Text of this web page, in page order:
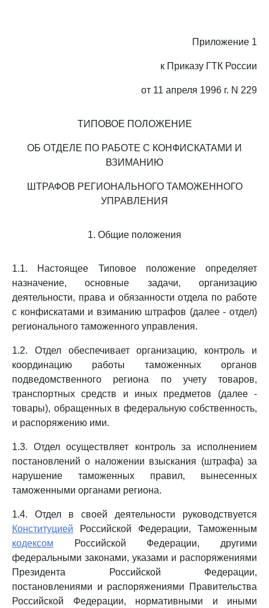
Приложение 1
к Приказу ГТК России
от 11 апреля 1996 г. N 229
ТИПОВОЕ ПОЛОЖЕНИЕ
ОБ ОТДЕЛЕ ПО РАБОТЕ С КОНФИСКАТАМИ И
ВЗИМАНИЮ
ШТРАФОВ РЕГИОНАЛЬНОГО ТАМОЖЕННОГО
УПРАВЛЕНИЯ
1. Общие положения
1.1. Настоящее Типовое положение определяет
назначение, основные задачи, организацию
деятельности, права и обязанности отдела по работе
с конфискатами и взиманию штрафов (далее - отдел)
регионального таможенного управления.
1.2. Отдел обеспечивает организацию, контроль и
координацию работы таможенных органов
подведомственного региона по учету товаров,
транспортных средств и иных предметов (далее -
товары), обращенных в федеральную собственность,
и распоряжению ими.
1.3. Отдел осуществляет контроль за исполнением
постановлений о наложении взыскания (штрафа) за
нарушение таможенных правил, вынесенных
таможенными органами региона.
1.4. Отдел в своей деятельности руководствуется
Конституцией Российской Федерации, Таможенным
кодексом Российской Федерации, другими
федеральными законами, указами и распоряжениями
Президента Российской Федерации,
постановлениями и распоряжениями Правительства
Российской Федерации, нормативными и иными